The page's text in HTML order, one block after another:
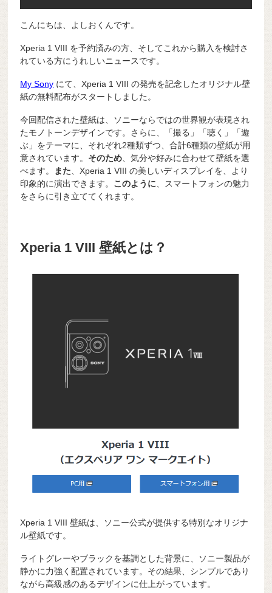
こんにちは、よしおくんです。
Xperia 1 VIII を予約済みの方、そしてこれから購入を検討さ
れている方にうれしいニュースです。
My Sony にて、Xperia 1 VIII の発売を記念したオリジナル壁
紙の無料配布がスタートしました。
今回配信された壁紙は、ソニーならではの世界観が表現され
たモノトーンデザインです。さらに、「撮る」「聴く」「遊
ぶ」をテーマに、それぞれ2種類ずつ、合計6種類の壁紙が用
意されています。 そのため 、気分や好みに合わせて壁紙を選
べます。
また 、Xperia 1 VIII の美しいディスプレイを、より
印象的に演出できます。 このように 、スマートフォンの魅力
をさらに引き立ててくれます。
Xperia 1 VIII 壁紙とは？
Xperia 1 VIII 壁紙は、ソニー公式が提供する特別なオリジナ
ル壁紙です。
ライトグレーやブラックを基調とした背景に、ソニー製品が
静かに力強く配置されています。その結果、シンプルであり
ながら高級感のあるデザインに仕上がっています。